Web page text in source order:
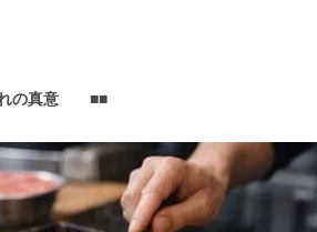
の真意 ■■